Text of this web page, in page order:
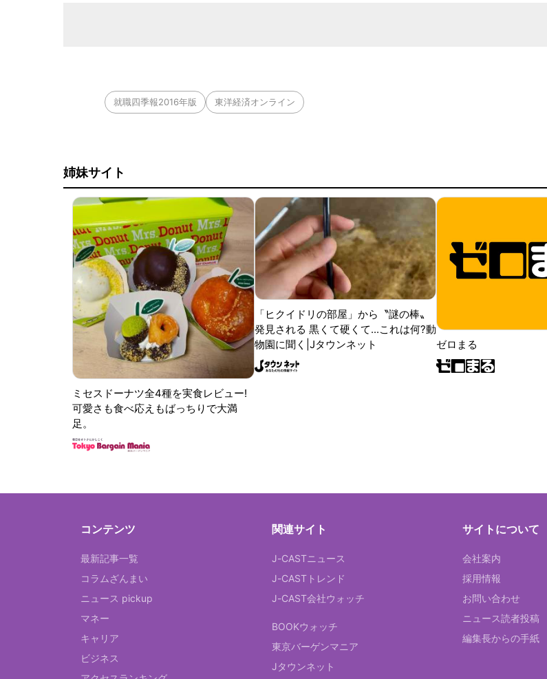
就職四季報2016年版 東洋経済オンライン
姉妹サイト
ミセスドーナツ全4種を実食レビュー!
可愛さも食べ応えもばっちりで大満
足。
「ヒクイドリの部屋」から〝謎の棒〟
発見される 黒くて硬くて...これは何?動
物園に聞く|Jタウンネット
ゼロまる
コンテンツ
最新記事一覧
コラムざんまい
ニュース pickup
マネー
キャリア
ビジネス
関連サイト
J-CASTニュース
J-CASTトレンド
J-CAST会社ウォッチ
BOOKウォッチ
東京バーゲンマニア
Jタウンネット
サイトについて
会社案内
採用情報
お問い合わせ
ニュース読者投稿
編集長からの手紙